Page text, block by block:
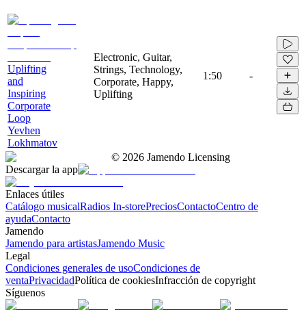
Uplifting
and
Inspiring
Corporate
Loop
Yevhen
Lokhmatov
Electronic, Guitar,
Strings, Technology,
Corporate, Happy,
Uplifting
1:50 -
© 2026 Jamendo Licensing
Descargar la app
Enlaces útiles
Catálogo musicalRadios In-storePreciosContactoCentro de
ayudaContacto
Jamendo
Jamendo para artistasJamendo Music
Legal
Condiciones generales de usoCondiciones de
ventaPrivacidadPolítica de cookiesInfracción de copyright
Síguenos